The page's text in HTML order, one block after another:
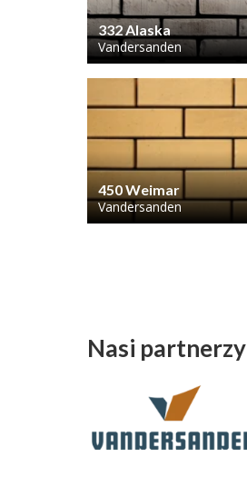
332 Alaska
Vandersanden
450 Weimar
Vandersanden
Nasi partnerzy